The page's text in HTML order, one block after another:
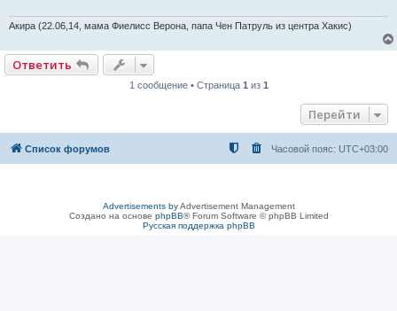
Акира (22.06,14, мама Фиелисс Верона, папа Чен Патруль из центра Хакис)
Ответить
1 сообщение • Страница 1 из 1
Перейти
Список форумов Часовой пояс: UTC+03:00
Advertisements byAdvertisement Management
Создано на основе phpBB® Forum Software © phpBB Limited
Русская поддержка phpBB